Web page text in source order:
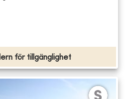
för tillgänglighet